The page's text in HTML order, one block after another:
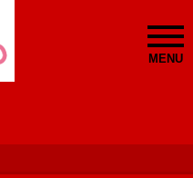
MENU